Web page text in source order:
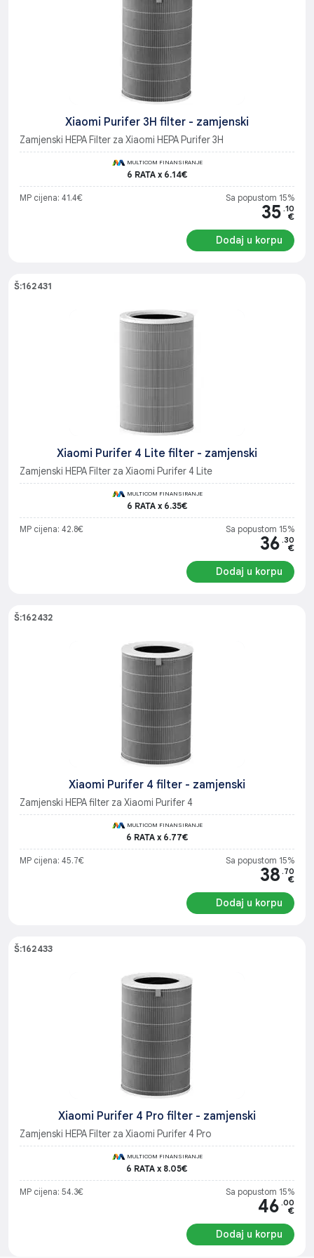
Xiaomi Purifer 3H filter - zamjenski
Zamjenski HEPA Filter za Xiaomi HEPA Purifer 3H
MULTICOM FINANSIRANJE
6 RATA x 6.14€
MP cijena: 41.4€ Sa popustom 15%
35 .10
€
Dodaj u korpu
Š:162431
Xiaomi Purifer 4 Lite filter - zamjenski
Zamjenski HEPA Filter za Xiaomi Purifer 4 Lite
MULTICOM FINANSIRANJE
6 RATA x 6.35€
MP cijena: 42.8€ Sa popustom 15%
36 .30
€
Dodaj u korpu
Š:162432
Xiaomi Purifer 4 filter - zamjenski
Zamjenski HEPA filter za Xiaomi Purifer 4
MULTICOM FINANSIRANJE
6 RATA x 6.77€
MP cijena: 45.7€ Sa popustom 15%
38 .70
€
Dodaj u korpu
Š:162433
Xiaomi Purifer 4 Pro filter - zamjenski
Zamjenski HEPA Filter za Xiaomi Purifer 4 Pro
MULTICOM FINANSIRANJE
6 RATA x 8.05€
MP cijena: 54.3€ Sa popustom 15%
46 .00
€
Dodaj u korpu